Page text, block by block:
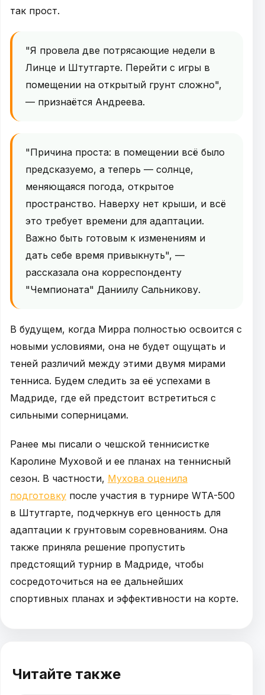
так прост.
"Я провела две потрясающие недели в
Линце и Штутгарте. Перейти с игры в
помещении на открытый грунт сложно",
— признаётся Андреева.
"Причина проста: в помещении всё было
предсказуемо, а теперь — солнце,
меняющаяся погода, открытое
пространство. Наверху нет крыши, и всё
это требует времени для адаптации.
Важно быть готовым к изменениям и
дать себе время привыкнуть", —
рассказала она корреспонденту
"Чемпионата" Даниилу Сальникову.
В будущем, когда Мирра полностью освоится с
новыми условиями, она не будет ощущать и
теней различий между этими двумя мирами
тенниса. Будем следить за её успехами в
Мадриде, где ей предстоит встретиться с
сильными соперницами.
Ранее мы писали о чешской теннисистке
Каролине Муховой и ее планах на теннисный
сезон. В частности, Мухова оценила
подготовку после участия в турнире WTA-500
в Штутгарте, подчеркнув его ценность для
адаптации к грунтовым соревнованиям. Она
также приняла решение пропустить
предстоящий турнир в Мадриде, чтобы
сосредоточиться на ее дальнейших
спортивных планах и эффективности на корте.
Читайте также